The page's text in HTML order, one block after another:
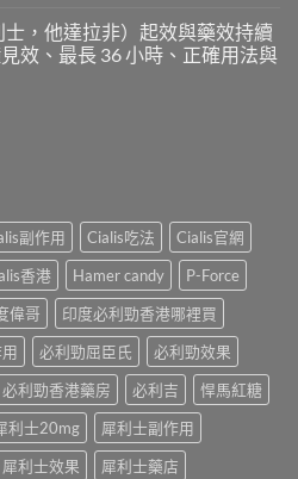
士，他達拉非）起效與藥效持續
效、最長 36 小時、正確用法與
副作用 Cialis吃法
Cialis官網
香港 Hamer candy
P-Force
偉哥
印度必利勁香港哪裡買
必利勁屈臣氏
必利勁效果
必利勁香港藥房 必利吉
悍馬紅糖
利士20mg
犀利士副作用
犀利士效果
犀利士藥店